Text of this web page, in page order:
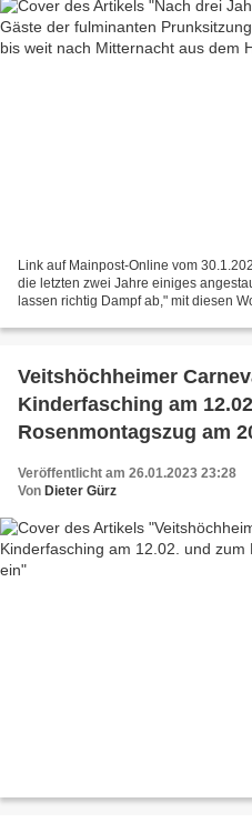
Link auf Mainpost-Online vom
die letzten zwei Jahre einiges
lassen richtig Dampf ab," mit diesen
Veitshöchheimer
Kinderfasching am
Rosenmontagszug am
Veröffentlicht am 26.01.2023 23:28
Von Dieter Gürz